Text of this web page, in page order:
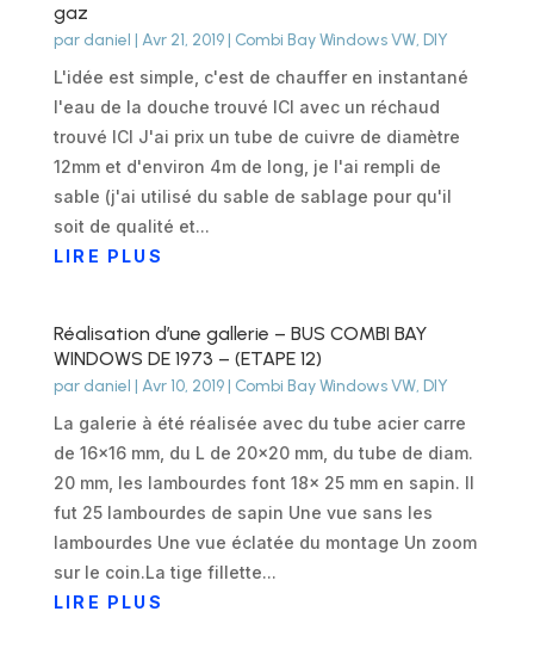
gaz
par daniel | Avr 21, 2019| Combi Bay Windows VW, DIY
L'idée est simple, c'est de chauffer en instantané
l'eau de la douche trouvé ICI avec un réchaud
trouvé ICI J'ai prix un tube de cuivre de diamètre
12mm et d'environ 4m de long, je l'ai rempli de
sable (j'ai utilisé du sable de sablage pour qu'il
soit de qualité et...
LIRE PLUS
Réalisation d’une gallerie – BUS COMBI BAY
WINDOWS DE 1973 – (ETAPE 12)
par daniel | Avr 10, 2019| Combi Bay Windows VW, DIY
La galerie à été réalisée avec du tube acier carre
de 16x16 mm, du L de 20x20 mm, du tube de diam.
20 mm, les lambourdes font 18x 25 mm en sapin. Il
fut 25 lambourdes de sapin Une vue sans les
lambourdes Une vue éclatée du montage Un zoom
sur le coin.La tige fillette...
LIRE PLUS